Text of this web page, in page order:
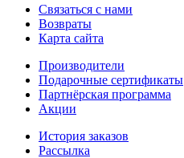
Связаться с нами
Возвраты
Карта сайта
Производители
Подарочные сертификаты
Партнёрская программа
Акции
История заказов
Рассылка